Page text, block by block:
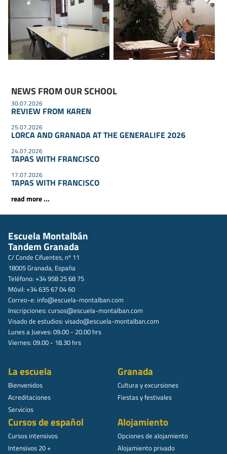
NEWS FROM OUR SCHOOL
30.07.2026
REVIEW FROM KAREN
25.07.2026
LORCA AND GRANADA AT THE GENERALIFE 2026
24.07.2026
TAPAS WITH FRANCISCO
17.07.2026
TAPAS WITH FRANCISCO
read more ...
Escuela Montalbán
Tandem Granada
C/ Conde Cifuentes, nº 11
18005 Granada, España
Teléfono: +34 958 25 68 75
Móvil: +34 635 67 04 60
Correo-e: info@escuela-montalban.com
Inscripciones: cursos@escuela-montalban.com
Visado de estudios: visado@escuela-montalban.com
Lunes a Jueves: 09.00 - 20.00 hrs
Viernes: 09.00 - 18.30 hrs
La escuela
Bienvenidos
Acreditaciones
Servicios
Granada
Cultura y excursiones
Fiestas y festivales
Cursos de español
Cursos intensivos
Intensivos 20 +
Alojamiento
Opciones de alojamiento
Alojamiento privado